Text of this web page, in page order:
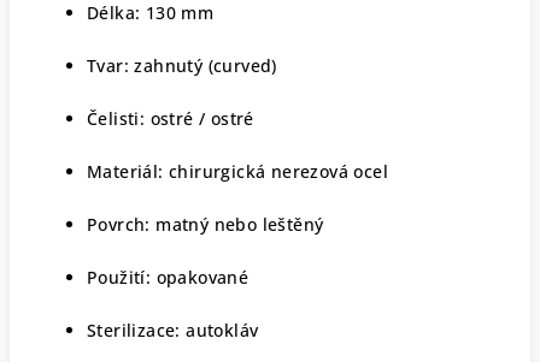
Délka: 130 mm
Tvar: zahnutý (curved)
Čelisti: ostré / ostré
Materiál: chirurgická nerezová ocel
Povrch: matný nebo leštěný
Použití: opakované
Sterilizace: autokláv